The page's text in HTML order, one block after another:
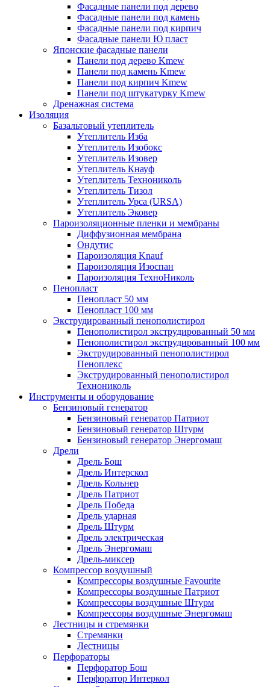
Фасадные панели под дерево
Фасадные панели под камень
Фасадные панели под кирпич
Фасадные панели Ю пласт
Японские фасадные панели
Панели под дерево Kmew
Панели под камень Kmew
Панели под кирпич Kmew
Панели под штукатурку Kmew
Дренажная система
Изоляция
Базальтовый утеплитель
Утеплитель Изба
Утеплитель Изобокс
Утеплитель Изовер
Утеплитель Кнауф
Утеплитель Технониколь
Утеплитель Тизол
Утеплитель Урса (URSA)
Утеплитель Эковер
Пароизоляционные пленки и мембраны
Диффузионная мембрана
Ондутис
Пароизоляция Knauf
Пароизоляция Изоспан
Пароизоляция ТехноНиколь
Пенопласт
Пенопласт 50 мм
Пенопласт 100 мм
Экструдированный пенополистирол
Пенополистирол экструдированный 50 мм
Пенополистирол экструдированный 100 мм
Экструдированный пенополистирол
Пеноплекс
Экструдированный пенополистирол
Технониколь
Инструменты и оборудование
Бензиновый генератор
Бензиновый генератор Патриот
Бензиновый генератор Штурм
Бензиновый генератор Энергомаш
Дрели
Дрель Бош
Дрель Интерскол
Дрель Кольнер
Дрель Патриот
Дрель Победа
Дрель ударная
Дрель Штурм
Дрель электрическая
Дрель Энергомаш
Дрель-миксер
Компрессор воздушный
Компрессоры воздушные Favourite
Компрессоры воздушные Патриот
Компрессоры воздушные Штурм
Компрессоры воздушные Энергомаш
Лестницы и стремянки
Стремянки
Лестницы
Перфораторы
Перфоратор Бош
Перфоратор Интеркол